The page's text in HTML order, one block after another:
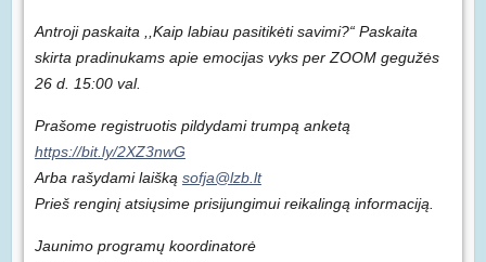
Antroji paskaita ,,Kaip labiau pasitikėti savimi?“ Paskaita
skirta pradinukams apie emocijas vyks per ZOOM gegužės
26 d. 15:00 val.
Prašome registruotis pildydami trumpą anketą
https://bit.ly/2XZ3nwG
Arba rašydami laišką sofja@lzb.lt
Prieš renginį atsiųsime prisijungimui reikalingą informaciją.
Jaunimo programų koordinatorė